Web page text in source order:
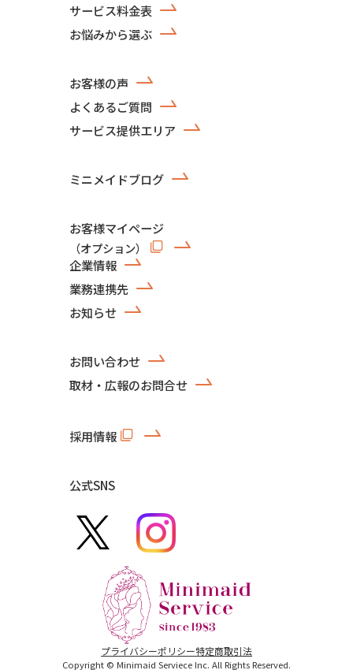
サービス料金表
お悩みから選ぶ
お客様の声
よくあるご質問
サービス提供エリア
ミニメイドブログ
お客様マイページ
（オプション）
企業情報
業務連携先
お知らせ
お問い合わせ
取材・広報のお問合せ
採用情報
公式SNS
プライバシーポリシー特定商取引法
Copyright © Minimaid Serviece Inc. All Rights Reserved.